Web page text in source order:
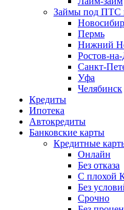
Займы под ПТС
Пермь
Нижний
Ростов-
Санкт-
Уфа
Челябинск
Кредиты
Ипотека
Автокредиты
Банковские карты
Кредитные
Онлайн
Без отказа
С плохой
Без
Срочно